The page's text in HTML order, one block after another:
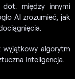
dot. między innymi
AI zrozumieć, jak
wyjątkowy algorytm
Inteligencja.